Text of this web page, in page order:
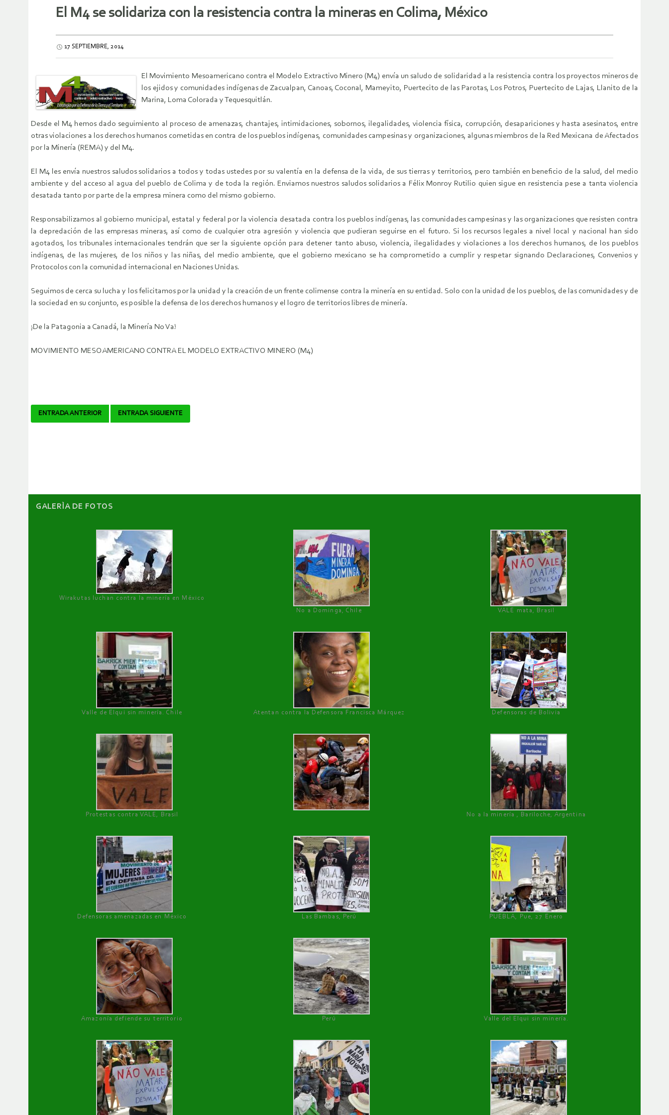
El M4 se solidariza con la resistencia contra la mineras en Colima, México
17 SEPTIEMBRE, 2014
El Movimiento Mesoamericano contra el Modelo Extractivo Minero (M4) envía un saludo de solidaridad a la resistencia contra los proyectos mineros de
los ejidos y comunidades indígenas de Zacualpan, Canoas, Coconal, Mameyito, Puertecito de las Parotas, Los Potros, Puertecito de Lajas, Llanito de la
Marina, Loma Colorada y Tequesquitlán.
Desde el M4 hemos dado seguimiento al proceso de amenazas, chantajes, intimidaciones, sobornos, ilegalidades, violencia física, corrupción, desapariciones y hasta asesinatos, entre
otras violaciones a los derechos humanos cometidas en contra de los pueblos indígenas, comunidades campesinas y organizaciones, algunas miembros de la Red Mexicana de Afectados
por la Minería (REMA) y del M4.
El M4 les envía nuestros saludos solidarios a todos y todas ustedes por su valentía en la defensa de la vida, de sus tierras y territorios, pero también en beneficio de la salud, del medio
ambiente y del acceso al agua del pueblo de Colima y de toda la región. Enviamos nuestros saludos solidarios a Félix Monroy Rutilio quien sigue en resistencia pese a tanta violencia
desatada tanto por parte de la empresa minera como del mismo gobierno.
Responsabilizamos al gobierno municipal, estatal y federal por la violencia desatada contra los pueblos indígenas, las comunidades campesinas y las organizaciones que resisten contra
la depredación de las empresas mineras, así como de cualquier otra agresión y violencia que pudieran seguirse en el futuro. Si los recursos legales a nivel local y nacional han sido
agotados, los tribunales internacionales tendrán que ser la siguiente opción para detener tanto abuso, violencia, ilegalidades y violaciones a los derechos humanos, de los pueblos
indígenas, de las mujeres, de los niños y las niñas, del medio ambiente, que el gobierno mexicano se ha comprometido a cumplir y respetar signando Declaraciones, Convenios y
Protocolos con la comunidad internacional en Naciones Unidas.
Seguimos de cerca su lucha y los felicitamos por la unidad y la creación de un frente colimense contra la minería en su entidad. Solo con la unidad de los pueblos, de las comunidades y de
la sociedad en su conjunto, es posible la defensa de los derechos humanos y el logro de territorios libres de minería.
¡De la Patagonia a Canadá, la Minería No Va!
MOVIMIENTO MESOAMERICANO CONTRA EL MODELO EXTRACTIVO MINERO (M4)
Navegador
ENTRADA ANTERIOR ENTRADA SIGUIENTE
GALERÌA DE FOTOS
Wirakutas luchan contra la minería en México
No a Dominga, Chile
VALE mata, Brasil
Valle de Elqui sin minería. Chile Atentan contra la Defensora Francisca Márquez Defensoras de Bolivia
Protestas contra VALE, Brasil No a la minería , Bariloche, Argentina
Defensoras amenazadas en México Las Bambas, Perú PUEBLA, Pue, 27 Enero
Amazonía defiende su territorio Perú Valle del Elqui sin minería.